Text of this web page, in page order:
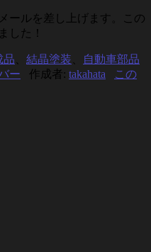
ールを差し上げます。この
した！
品 結晶塗装
自動車部品
ー 作成者: takahata
この